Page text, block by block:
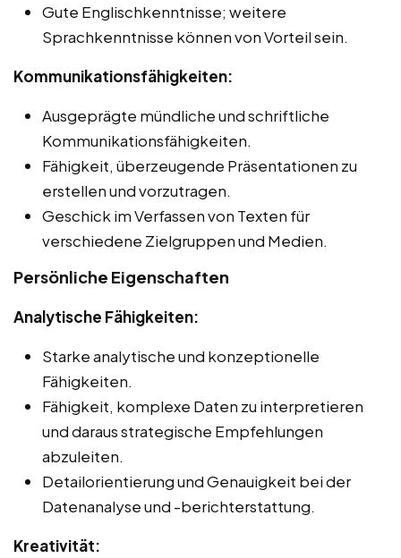
Gute Englischkenntnisse; weitere
Sprachkenntnisse können von Vorteil sein.
Kommunikationsfähigkeiten:
Ausgeprägte mündliche und schriftliche
Kommunikationsfähigkeiten.
Fähigkeit, überzeugende Präsentationen zu
erstellen und vorzutragen.
Geschick im Verfassen von Texten für
verschiedene Zielgruppen und Medien.
Persönliche Eigenschaften
Analytische Fähigkeiten:
Starke analytische und konzeptionelle
Fähigkeiten.
Fähigkeit, komplexe Daten zu interpretieren
und daraus strategische Empfehlungen
abzuleiten.
Detailorientierung und Genauigkeit bei der
Datenanalyse und -berichterstattung.
Kreativität: